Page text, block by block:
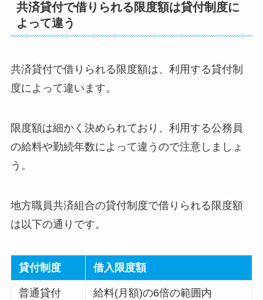
共済貸付で借りられる限度額は貸付制度に
よって違う
共済貸付で借りられる限度額は、利用する貸付制
度によって違います。
限度額は細かく決められており、利用する公務員
の給料や勤続年数によって違うので注意しましょ
う。
地方職員共済組合の貸付制度で借りられる限度額
は以下の通りです。
貸付制度 借入限度額
普通貸付 給料(月額)の6倍の範囲内